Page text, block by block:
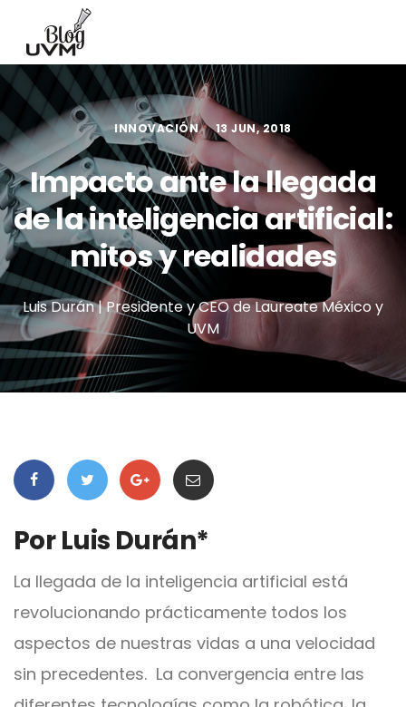
INNOVACIÓN 13 JUN, 2018
Impacto ante la llegada
de la inteligencia artificial:
mitos y realidades
Luis Durán | Presidente y CEO de Laureate México y
UVM
Por Luis Durán*
La llegada de la inteligencia artificial está
revolucionando prácticamente todos los
aspectos de nuestras vidas a una velocidad
sin precedentes. La convergencia entre las